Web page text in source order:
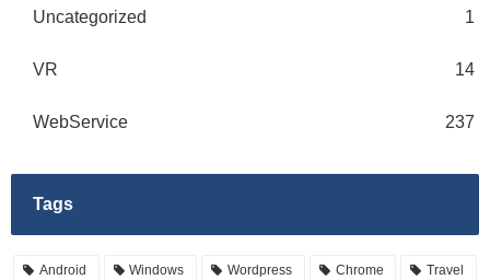
Uncategorized 1
VR 14
WebService 237
Tags
Android Windows Wordpress Chrome Travel